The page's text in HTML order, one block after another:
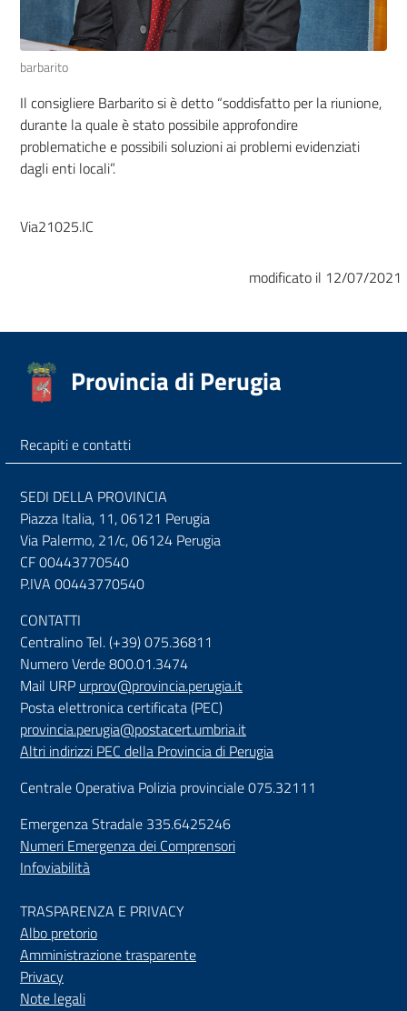
barbarito
Il consigliere Barbarito si è detto “soddisfatto per la riunione,
durante la quale è stato possibile approfondire
problematiche e possibili soluzioni ai problemi evidenziati
dagli enti locali”.
Via21025.IC
modificato il 12/07/2021
Provincia di Perugia
Recapiti e contatti
SEDI DELLA PROVINCIA
Piazza Italia, 11, 06121 Perugia
Via Palermo, 21/c, 06124 Perugia
CF 00443770540
P.IVA 00443770540
CONTATTI
Centralino Tel. (+39) 075.36811
Numero Verde 800.01.3474
Mail URP urprov@provincia.perugia.it
Posta elettronica certificata (PEC)
provincia.perugia@postacert.umbria.it
Altri indirizzi PEC della Provincia di Perugia
Centrale Operativa Polizia provinciale 075.32111
Emergenza Stradale 335.6425246
Numeri Emergenza dei Comprensori
Infoviabilità
TRASPARENZA E PRIVACY
Albo pretorio
Amministrazione trasparente
Privacy
Note legali